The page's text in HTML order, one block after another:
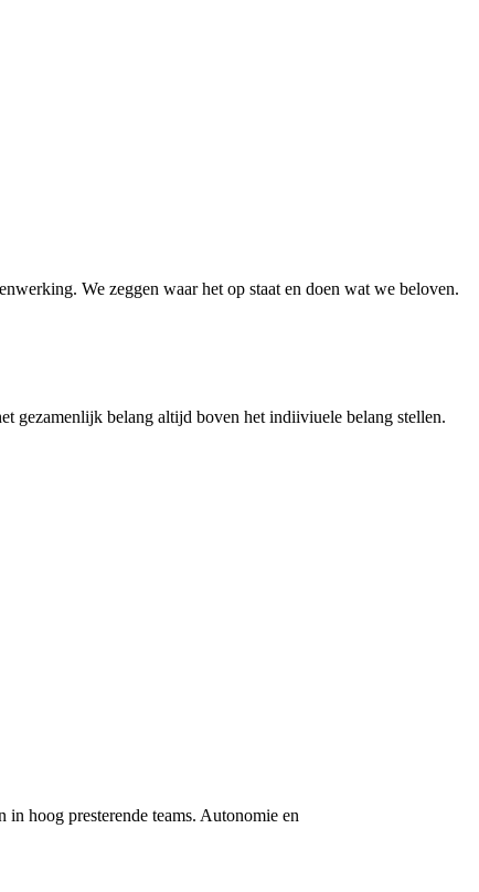
We zeggen waar het op staat en doen wat we beloven.
gezamenlijk belang altijd boven het indiiviuele belang stellen.
hoog presterende teams. Autonomie en